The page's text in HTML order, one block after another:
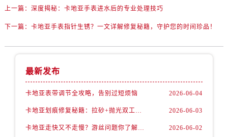
上一篇： 深度揭秘：卡地亚手表进水后的专业处理技巧
下一篇： 卡地亚手表指针生锈？一文详解修复秘籍，守护您的时间珍品！
最新发布
卡地亚表带调节全攻略，告别过短烦恼 2026-06-04
卡地亚划痕修复秘籍：拉砂+抛光双工艺还原如新 2026-06-03
卡地亚走快又不走慢？游丝问题你了解多少？ 2026-06-02